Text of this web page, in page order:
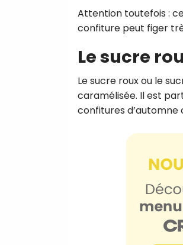
Attention toutefois :
confiture peut figer
Le sucre
Le sucre roux ou le
caramélisée. Il est
confitures d’automne